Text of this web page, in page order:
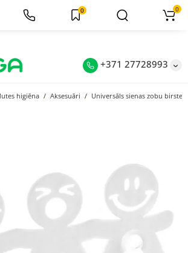
+371 27728993
0 0
higiēna Aksesuāri Universāls sienas zobu